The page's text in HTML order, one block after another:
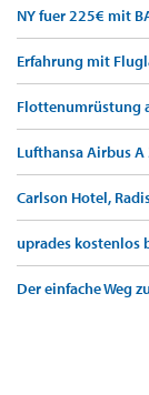
NY fuer 225€ mit
Erfahrung mit
Flottenumrüstung
Lufthansa Airbus A
Carlson Hotel,
uprades kostenlos
Der einfache Weg